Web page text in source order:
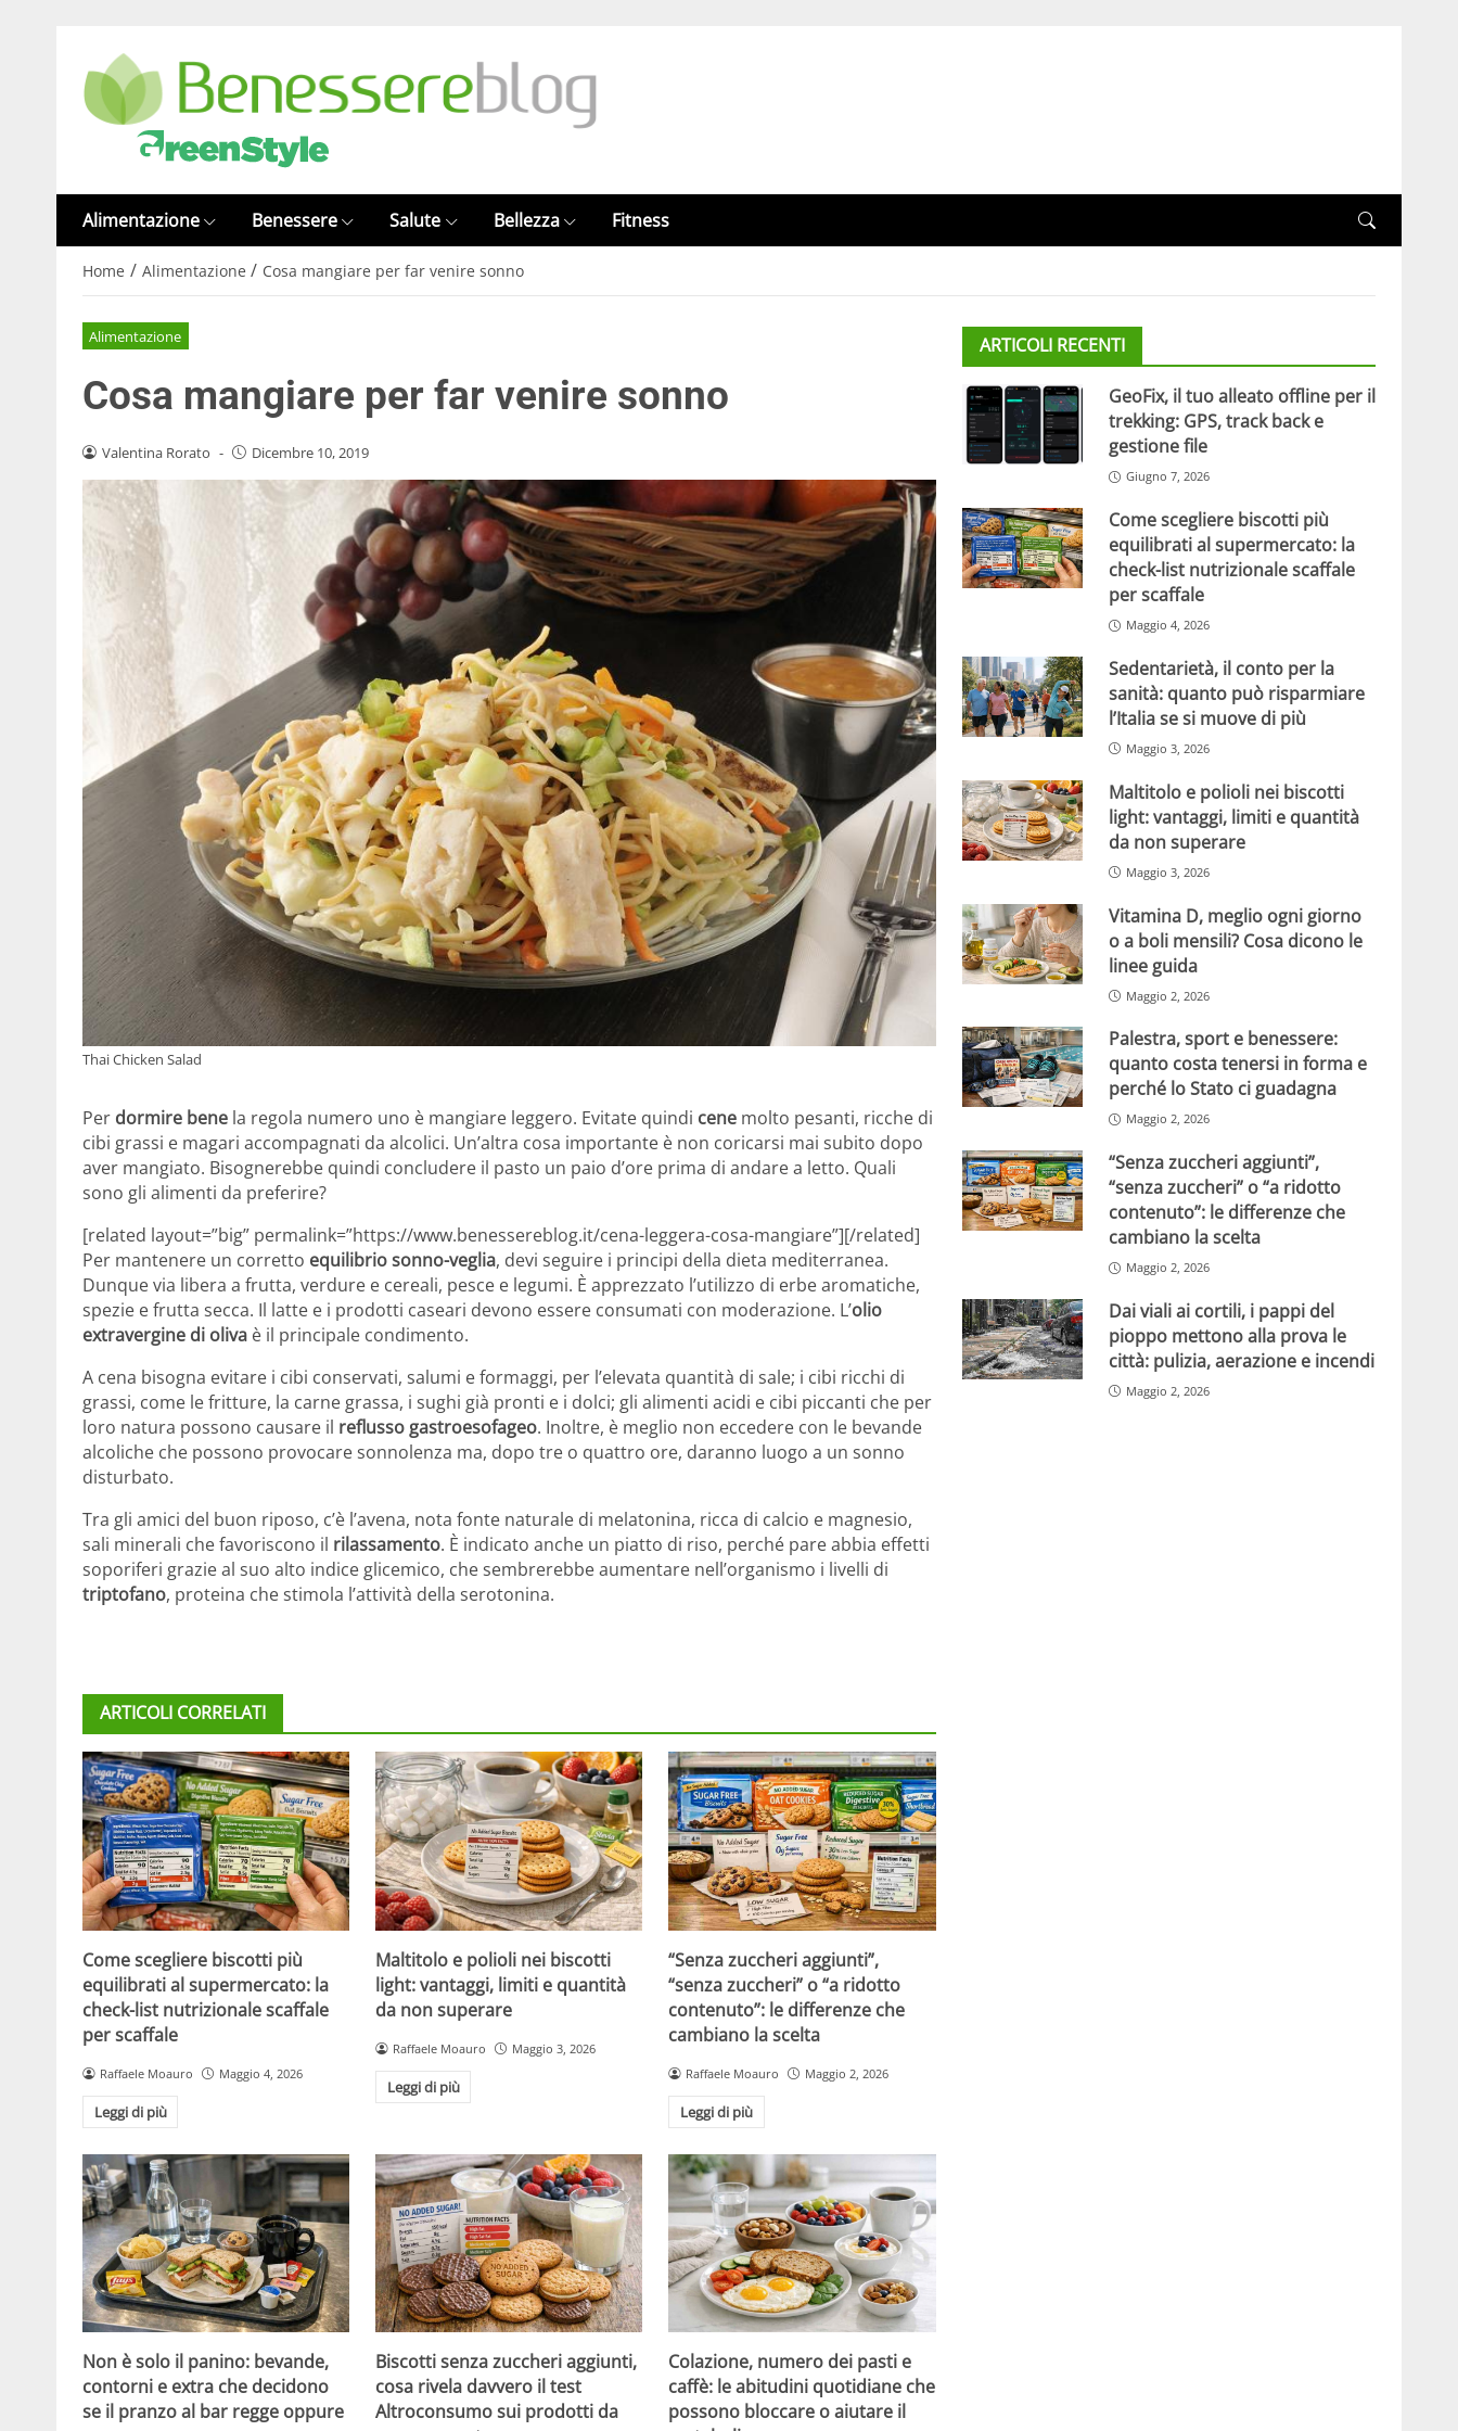
Alimentazione Benessere Salute Bellezza Fitness
Home / Alimentazione / Cosa mangiare per far venire sonno
Alimentazione
Cosa mangiare per far venire sonno
Valentina Rorato - Dicembre 10, 2019
Thai Chicken Salad
Per dormire bene la regola numero uno è mangiare leggero. Evitate quindi cene molto pesanti, ricche di
cibi grassi e magari accompagnati da alcolici. Un’altra cosa importante è non coricarsi mai subito dopo
aver mangiato. Bisognerebbe quindi concludere il pasto un paio d’ore prima di andare a letto. Quali
sono gli alimenti da preferire?
[related layout=”big” permalink=”https://www.benessereblog.it/cena-leggera-cosa-mangiare”][/related]
Per mantenere un corretto equilibrio sonno-veglia, devi seguire i principi della dieta mediterranea.
Dunque via libera a frutta, verdure e cereali, pesce e legumi. È apprezzato l’utilizzo di erbe aromatiche,
spezie e frutta secca. Il latte e i prodotti caseari devono essere consumati con moderazione. L’olio
extravergine di oliva è il principale condimento.
A cena bisogna evitare i cibi conservati, salumi e formaggi, per l’elevata quantità di sale; i cibi ricchi di
grassi, come le fritture, la carne grassa, i sughi già pronti e i dolci; gli alimenti acidi e cibi piccanti che per
loro natura possono causare il reflusso gastroesofageo. Inoltre, è meglio non eccedere con le bevande
alcoliche che possono provocare sonnolenza ma, dopo tre o quattro ore, daranno luogo a un sonno
disturbato.
Tra gli amici del buon riposo, c’è l’avena, nota fonte naturale di melatonina, ricca di calcio e magnesio,
sali minerali che favoriscono il rilassamento. È indicato anche un piatto di riso, perché pare abbia effetti
soporiferi grazie al suo alto indice glicemico, che sembrerebbe aumentare nell’organismo i livelli di
triptofano, proteina che stimola l’attività della serotonina.
ARTICOLI CORRELATI
Come scegliere biscotti più
equilibrati al supermercato: la
check-list nutrizionale scaffale
per scaffale
Raffaele Moauro Maggio 4, 2026
Leggi di più
Maltitolo e polioli nei biscotti
light: vantaggi, limiti e quantità
da non superare
Raffaele Moauro Maggio 3, 2026
Leggi di più
“Senza zuccheri aggiunti”,
“senza zuccheri” o “a ridotto
contenuto”: le differenze che
cambiano la scelta
Raffaele Moauro Maggio 2, 2026
Leggi di più
Non è solo il panino: bevande,
contorni e extra che decidono
se il pranzo al bar regge oppure
Biscotti senza zuccheri aggiunti,
cosa rivela davvero il test
Altroconsumo sui prodotti da
Colazione, numero dei pasti e
caffè: le abitudini quotidiane che
possono bloccare o aiutare il
ARTICOLI RECENTI
GeoFix, il tuo alleato offline per il
trekking: GPS, track back e
gestione file
Giugno 7, 2026
Come scegliere biscotti più
equilibrati al supermercato: la
check-list nutrizionale scaffale
per scaffale
Maggio 4, 2026
Sedentarietà, il conto per la
sanità: quanto può risparmiare
l’Italia se si muove di più
Maggio 3, 2026
Maltitolo e polioli nei biscotti
light: vantaggi, limiti e quantità
da non superare
Maggio 3, 2026
Vitamina D, meglio ogni giorno
o a boli mensili? Cosa dicono le
linee guida
Maggio 2, 2026
Palestra, sport e benessere:
quanto costa tenersi in forma e
perché lo Stato ci guadagna
Maggio 2, 2026
“Senza zuccheri aggiunti”,
“senza zuccheri” o “a ridotto
contenuto”: le differenze che
cambiano la scelta
Maggio 2, 2026
Dai viali ai cortili, i pappi del
pioppo mettono alla prova le
città: pulizia, aerazione e incendi
Maggio 2, 2026